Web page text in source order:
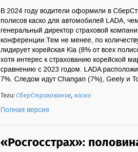
В 2024 году водители оформили в
полисов каско для автомобилей LADA,
генеральный директор страховой
конференции.Тем не менее, по
лидирует корейская Kia (8% от всех
хотя интерес к страхованию корейской
сравнению с 2023 годом. LADA
7%. Следом идут Changan (7%), Geely и
Теги:СберСтрахование,каско
Полная версия
«Росгосстрах»: